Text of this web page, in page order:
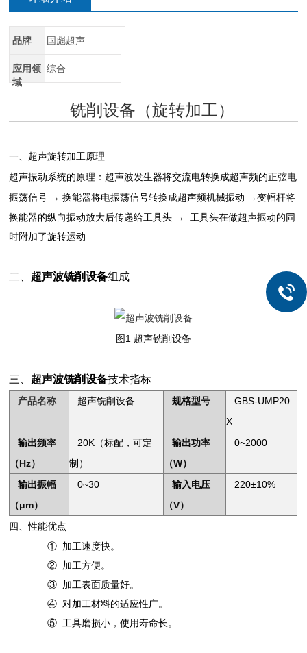
品牌 国彪超声
应用领
域
综合
铣削设备（旋转加工）
一、超声旋转加工原理
超声振动系统的原理：超声波发生器将交流电转换成超声频的正弦电
振荡信号 → 换能器将电振荡信号转换成超声频机械振动 →变幅杆将
换能器的纵向振动放大后传递给工具头 → 工具头在做超声振动的同
时附加了旋转运动
二、 超声波铣削设备组成
图1 超声铣削设备
三、 超声波铣削设备技术指标
产品名称 超声铣削设备 规格型号
GBS-UMP20
X
输出频率
（Hz）
20K（标配，可定
制）
输出功率
（W）
0~2000
输出振幅
（μm）
0~30
输入电压
（V）
220±10%
四、性能优点
① 加工速度快。
② 加工方便。
③ 加工表面质量好。
④ 对加工材料的适应性广。
⑤ 工具磨损小，使用寿命长。